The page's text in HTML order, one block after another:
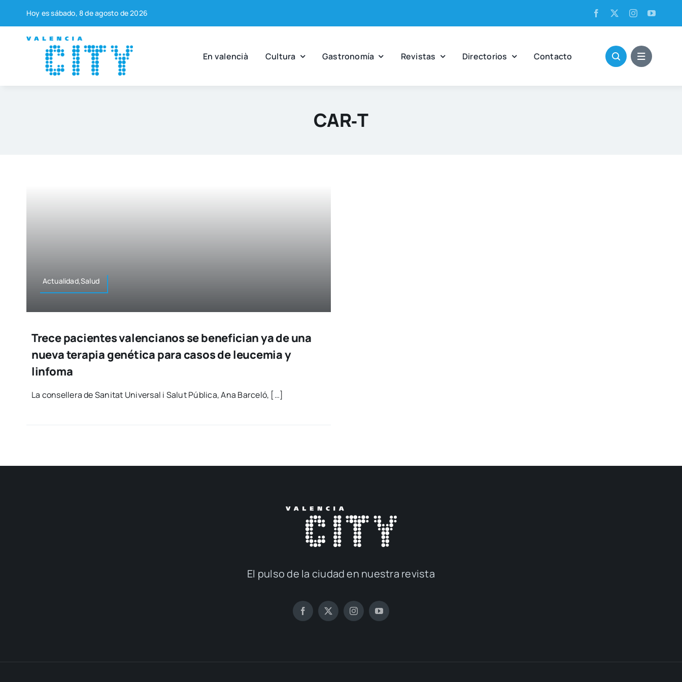
contenido
Hoy es sába­do, 8 de agos­to de 2026
En valen­cià Cul­tu­ra Gas­tro­no­mía Revis­tas Direc­to­rios Con­tac­to
CAR‑T
Actualidad,Salud
Trece pacientes valencianos se benefician ya de una
nueva terapia genética para casos de leucemia y
linfoma
La con­se­lle­ra de Sani­tat Uni­ver­sal i Salut Públi­ca, Ana Bar­ce­ló, […]
El pul­so de la ciu­dad en nues­tra revis­ta